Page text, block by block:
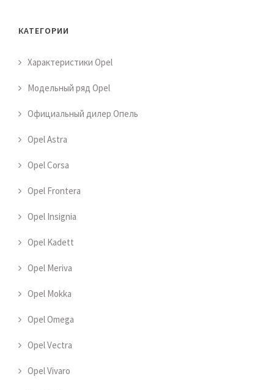
КАТЕГОРИИ
Характеристики Opel
Модельный ряд Opel
Официальный дилер Опель
Opel Astra
Opel Corsa
Opel Frontera
Opel Insignia
Opel Kadett
Opel Meriva
Opel Mokka
Opel Omega
Opel Vectra
Opel Vivaro